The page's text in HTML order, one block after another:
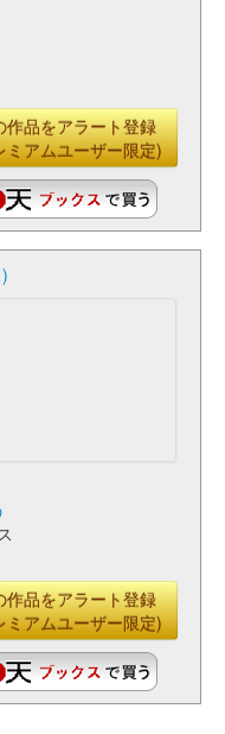
作品をアラート登録
ミアムユーザー限定)
作品をアラート登録
ミアムユーザー限定)